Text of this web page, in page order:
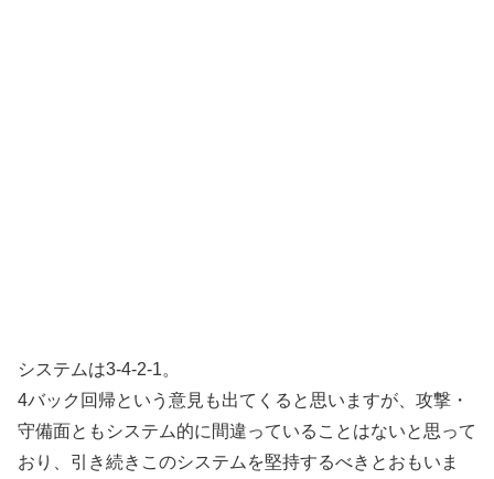
システムは3-4-2-1。
4バック回帰という意見も出てくると思いますが、攻撃・
守備面ともシステム的に間違っていることはないと思って
おり、引き続きこのシステムを堅持するべきとおもいま